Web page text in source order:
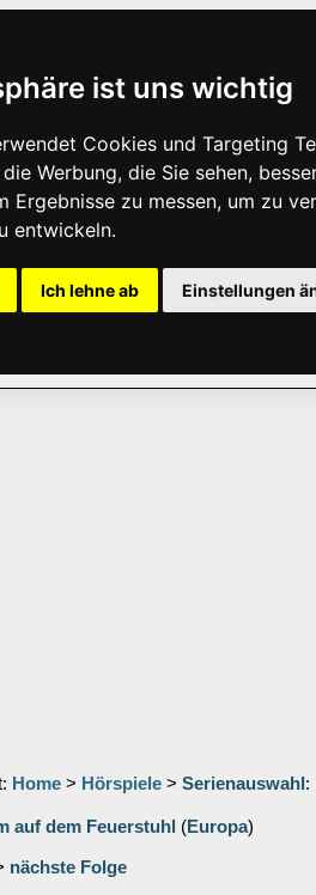
ist uns wichtig
Cookies und Targeting
Werbung, die Sie sehen,
Ergebnisse zu messen, um zu
entwickeln.
Ich lehne ab Einstellungen
Home > Hörspiele > Serienauswahl :
auf dem Feuerstuhl (Europa)
nächste Folge